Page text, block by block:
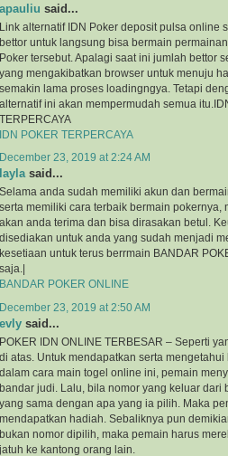
apauliu said...
Link alternatif IDN Poker deposit pulsa online
bettor untuk langsung bisa bermain
Poker tersebut. Apalagi saat ini jumlah bettor
yang mengakibatkan browser untuk menuju
semakin lama proses loadingngya. Tetapi
alternatif ini akan mempermudah semua
TERPERCAYA
IDN POKER TERPERCAYA
December 23, 2019 at 2:24 AM
laylasaid...
Selama anda sudah memiliki akun dan
serta memiliki cara terbaik bermain pokernya,
akan anda terima dan bisa dirasakan betul.
disediakan untuk anda yang sudah menjadi
kesetiaan untuk terus berrmain BANDAR
saja.|
BANDAR POKER ONLINE
December 23, 2019 at 2:50 AM
evly said...
POKER IDN ONLINE TERBESAR – Seperti
di atas. Untuk mendapatkan serta
dalam cara main togel online ini, pemain
bandar judi. Lalu, bila nomor yang keluar dari
yang sama dengan apa yang ia pilih. Maka
mendapatkan hadiah. Sebaliknya pun
bukan nomor dipilih, maka pemain harus
jatuh ke kantong orang lain.